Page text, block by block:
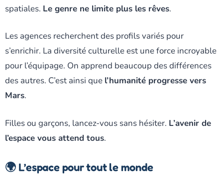
spatiales. Le genre ne limite plus les rêves.
Les agences recherchent des profils variés pour
s’enrichir. La diversité culturelle est une force incroyable
pour l’équipage. On apprend beaucoup des différences
des autres. C’est ainsi que l’humanité progresse vers
Mars.
Filles ou garçons, lancez-vous sans hésiter. L’avenir de
l’espace vous attend tous.
🌍 L’espace pour tout le monde